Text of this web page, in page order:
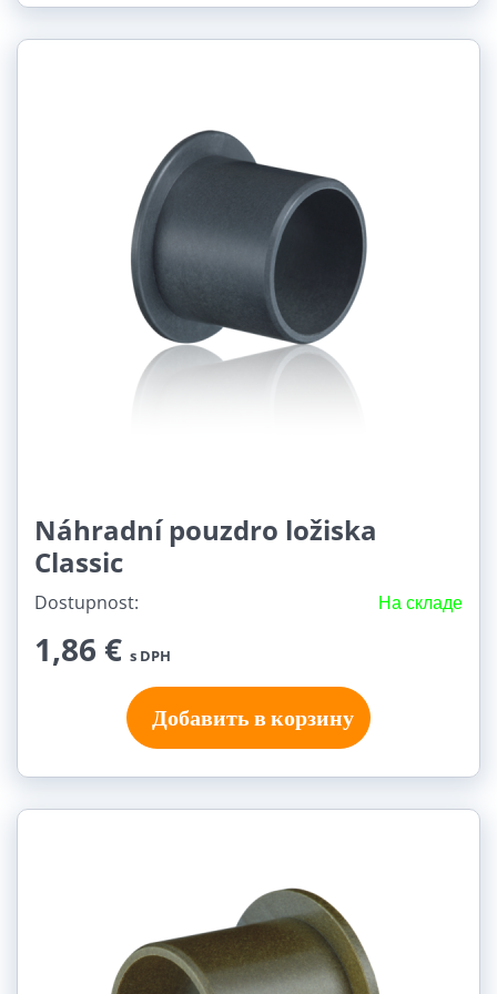
Náhradní pouzdro ložiska
Classic
Dostupnost: На складе
1,86 € s DPH
Добавить в корзину